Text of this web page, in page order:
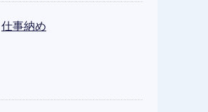
仕事納め